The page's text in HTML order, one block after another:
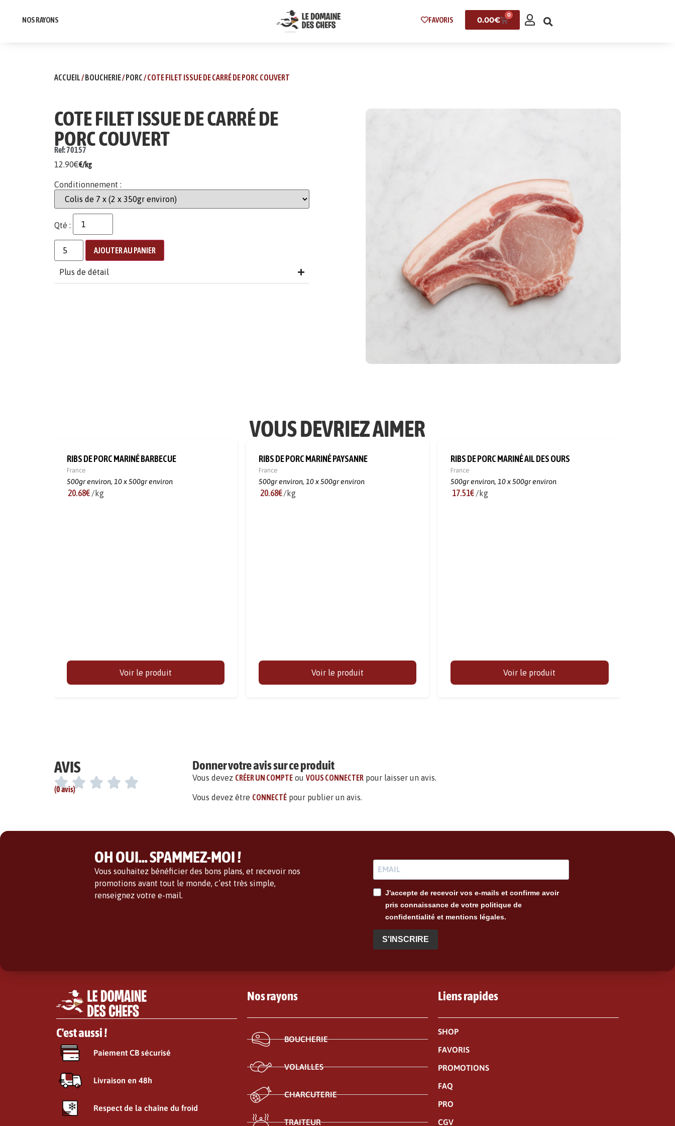
NOS RAYONS FAVORIS 0.00€
0
ACCUEIL/BOUCHERIE/PORC/ COTE FILET ISSUE DE CARRÉ DE PORC COUVERT
COTE FILET ISSUE DE CARRÉ DE
PORC COUVERT
Ref: 70157
12.90€€/kg
Conditionnement :
Qté :
AJOUTER AU PANIER
Plus de détail
VOUS DEVRIEZ AIMER
RIBS DE PORC MARINÉ BARBECUE
France
500gr environ, 10 x 500gr environ
20.68€ /kg
Voir le produit
RIBS DE PORC MARINÉ PAYSANNE
France
500gr environ, 10 x 500gr environ
20.68€/kg
Voir le produit
RIBS DE PORC MARINÉ AIL DES OURS
France
500gr environ, 10 x 500gr environ
17.51€ /kg
Voir le produit
AVIS
(0 avis)
Donner votre avis sur ce produit
Vous devez CRÉER UN COMPTEou VOUS CONNECTERpour laisser un avis.
Vous devez être CONNECTÉpour publier un avis.
OH OUI... SPAMMEZ-MOI !
Vous souhaitez bénéficier des bons plans, et recevoir nos
promotions avant tout le monde, c’est très simple,
renseignez votre e-mail.
J'accepte de recevoir vos e-mails et confirme avoir
pris connaissance de votre politique de
confidentialité et mentions légales.
S'INSCRIRE
C'est aussi !
Paiement CB sécurisé
Livraison en 48h
Respect de la chaîne du froid
Nos rayons
BOUCHERIE
VOLAILLES
CHARCUTERIE
TRAITEUR
Liens rapides
SHOP
FAVORIS
PROMOTIONS
FAQ
PRO
CGV